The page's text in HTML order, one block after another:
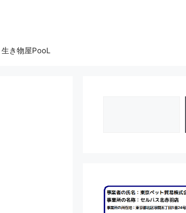
生き物屋PooL